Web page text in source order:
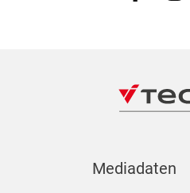
Mediadaten